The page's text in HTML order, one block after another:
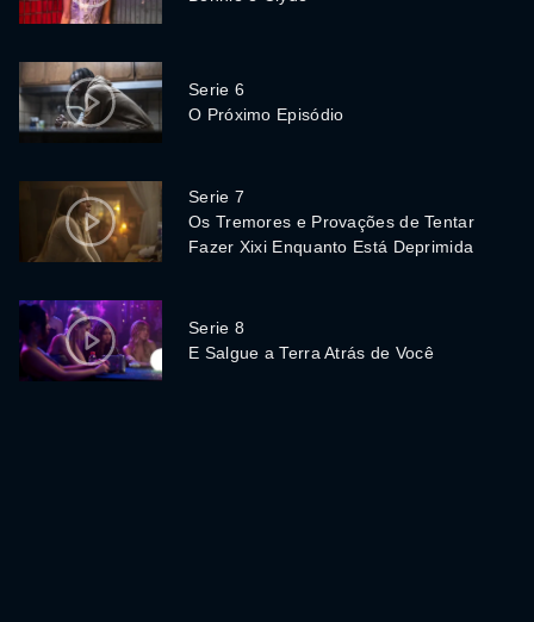
Serie 6
O Próximo Episódio
Serie 7
Os Tremores e Provações de Tentar
Fazer Xixi Enquanto Está Deprimida
Serie 8
E Salgue a Terra Atrás de Você